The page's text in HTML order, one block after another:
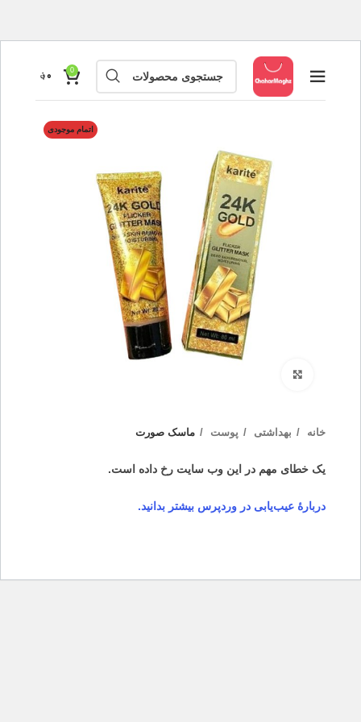
0 ۰؋
اتمام موجودی
خانه بهداشتی پوست ماسک صورت
یک خطای مهم در این وب سایت رخ داده است.
دربارهٔ عیب‌یابی در وردپرس بیشتر بدانید.